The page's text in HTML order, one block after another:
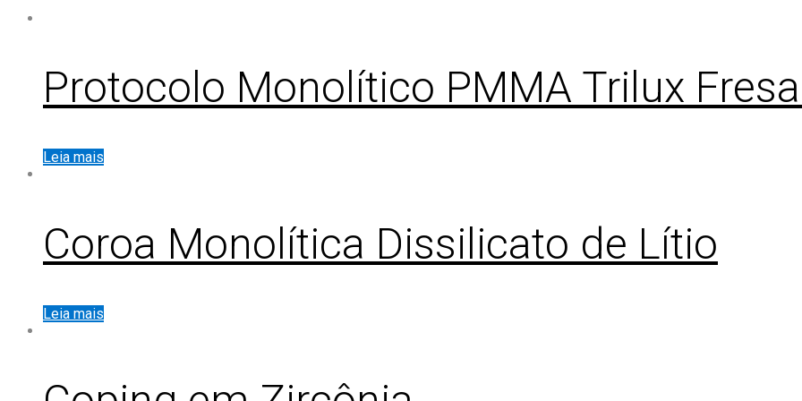
Protocolo Monolítico PMMA Trilux
Leia mais
Coroa Monolítica Dissilicato de Lítio
Leia mais